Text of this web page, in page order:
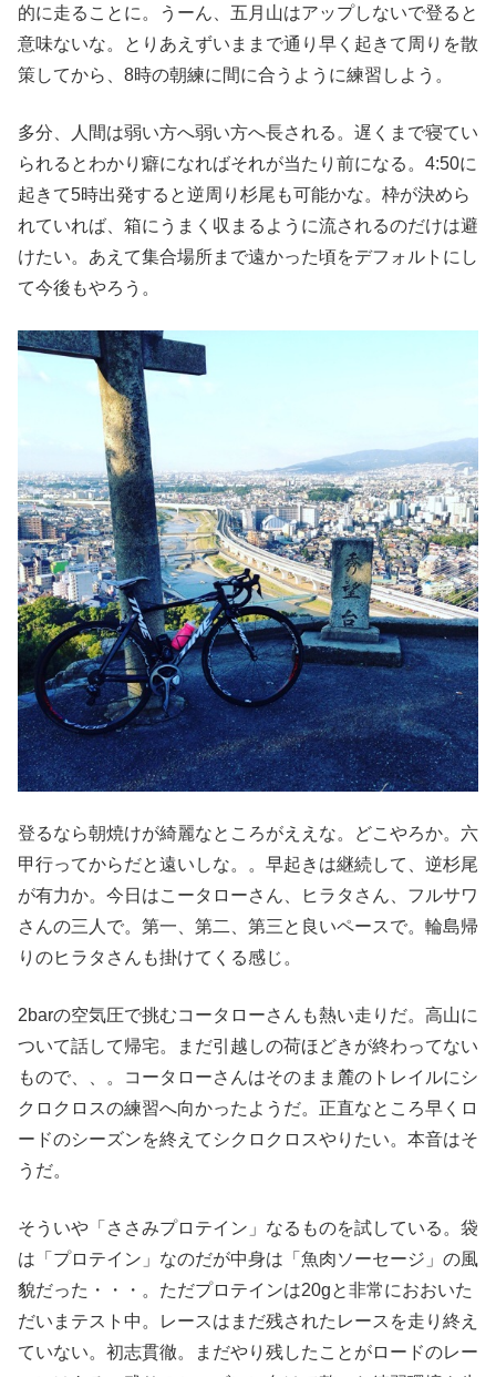
的に走ることに。うーん、五月山はアップしないで登ると
意味ないな。とりあえずいままで通り早く起きて周りを散
策してから、8時の朝練に間に合うように練習しよう。
多分、人間は弱い方へ弱い方へ長される。遅くまで寝てい
られるとわかり癖になればそれが当たり前になる。4:50に
起きて5時出発すると逆周り杉尾も可能かな。枠が決めら
れていれば、箱にうまく収まるように流されるのだけは避
けたい。あえて集合場所まで遠かった頃をデフォルトにし
て今後もやろう。
登るなら朝焼けが綺麗なところがええな。どこやろか。六
甲行ってからだと遠いしな。。早起きは継続して、逆杉尾
が有力か。今日はこータローさん、ヒラタさん、フルサワ
さんの三人で。第一、第二、第三と良いペースで。輪島帰
りのヒラタさんも掛けてくる感じ。
2barの空気圧で挑むコータローさんも熱い走りだ。高山に
ついて話して帰宅。まだ引越しの荷ほどきが終わってない
もので、、。コータローさんはそのまま麓のトレイルにシ
クロクロスの練習へ向かったようだ。正直なところ早くロ
ードのシーズンを終えてシクロクロスやりたい。本音はそ
うだ。
そういや「ささみプロテイン」なるものを試している。袋
は「プロテイン」なのだが中身は「魚肉ソーセージ」の風
貌だった・・・。ただプロテインは20gと非常におおいた
だいまテスト中。レースはまだ残されたレースを走り終え
ていない。初志貫徹。まだやり残したことがロードのレー